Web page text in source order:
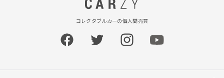
コレクタブルカーの個人間売買